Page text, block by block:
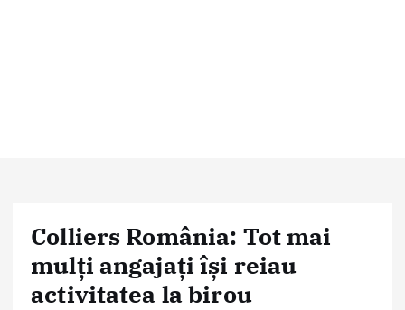
Colliers România: Tot mai
mulți angajați își reiau
activitatea la birou